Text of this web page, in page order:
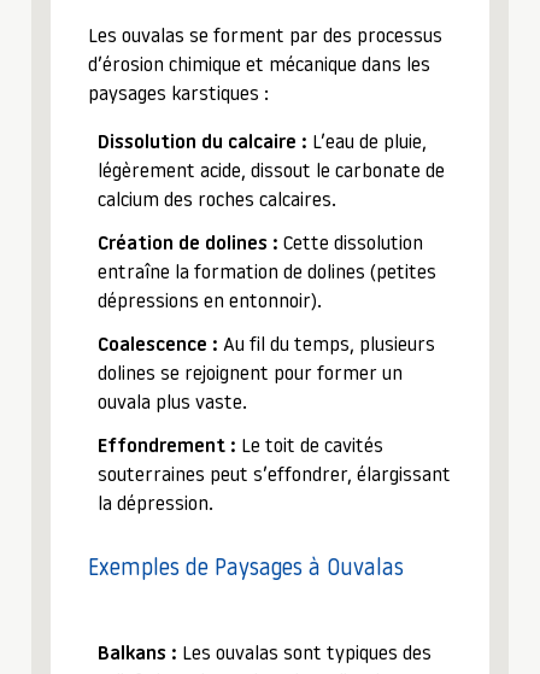
Les ouvalas se forment par des processus
d’érosion chimique et mécanique dans les
paysages karstiques :
Dissolution du calcaire : L’eau de pluie,
légèrement acide, dissout le carbonate de
calcium des roches calcaires.
Création de dolines : Cette dissolution
entraîne la formation de dolines (petites
dépressions en entonnoir).
Coalescence : Au fil du temps, plusieurs
dolines se rejoignent pour former un
ouvala plus vaste.
Effondrement : Le toit de cavités
souterraines peut s’effondrer, élargissant
la dépression.
Exemples de Paysages à Ouvalas
Balkans : Les ouvalas sont typiques des